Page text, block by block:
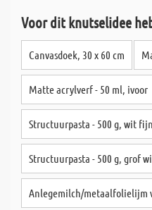
Voor dit knutselidee
Canvasdoek, 30 x 60 cm
Matte acrylverf - 50 ml, ivoor
Structuurpasta - 500 g, wit
Structuurpasta - 500 g, grof
Anlegemilch/metaalfolielijm